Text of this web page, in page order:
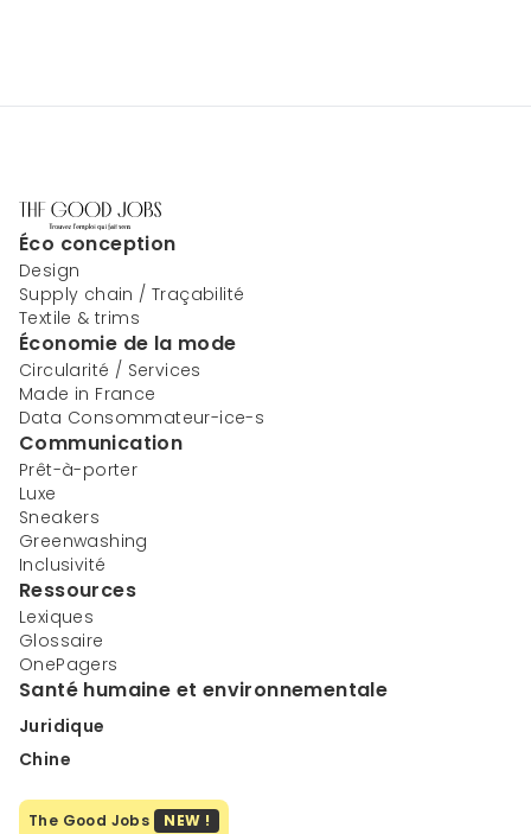
Éco conception
Design
Supply chain / Traçabilité
Textile & trims
Économie de la mode
Circularité / Services
Made in France
Data Consommateur-ice-s
Communication
Prêt-à-porter
Luxe
Sneakers
Greenwashing
Inclusivité
Ressources
Lexiques
Glossaire
OnePagers
Santé humaine et environnementale
Juridique
Chine
The Good Jobs NEW !